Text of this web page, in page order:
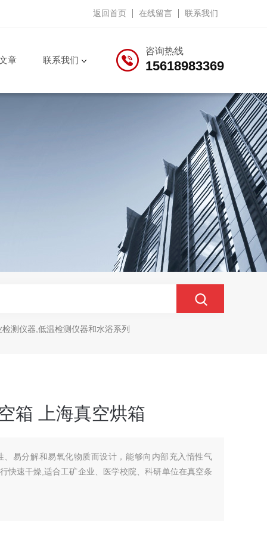
返回首页 在线留言 联系我们
咨询热线
15618983369
章 联系我们
测仪器,低温检测仪器和水浴系列
箱 上海真空烘箱
、易分解和易氧化物质而设计，能够向内部充入惰性气
快速干燥,适合工矿企业、医学校院、科研单位在真空条